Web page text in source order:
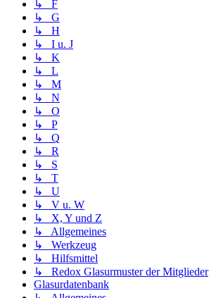
↳ F
↳ G
↳ H
↳ I u. J
↳ K
↳ L
↳ M
↳ N
↳ O
↳ P
↳ Q
↳ R
↳ S
↳ T
↳ U
↳ V u. W
↳ X, Y und Z
↳ Allgemeines
↳ Werkzeug
↳ Hilfsmittel
↳ Redox Glasurmuster der Mitglieder
Glasurdatenbank